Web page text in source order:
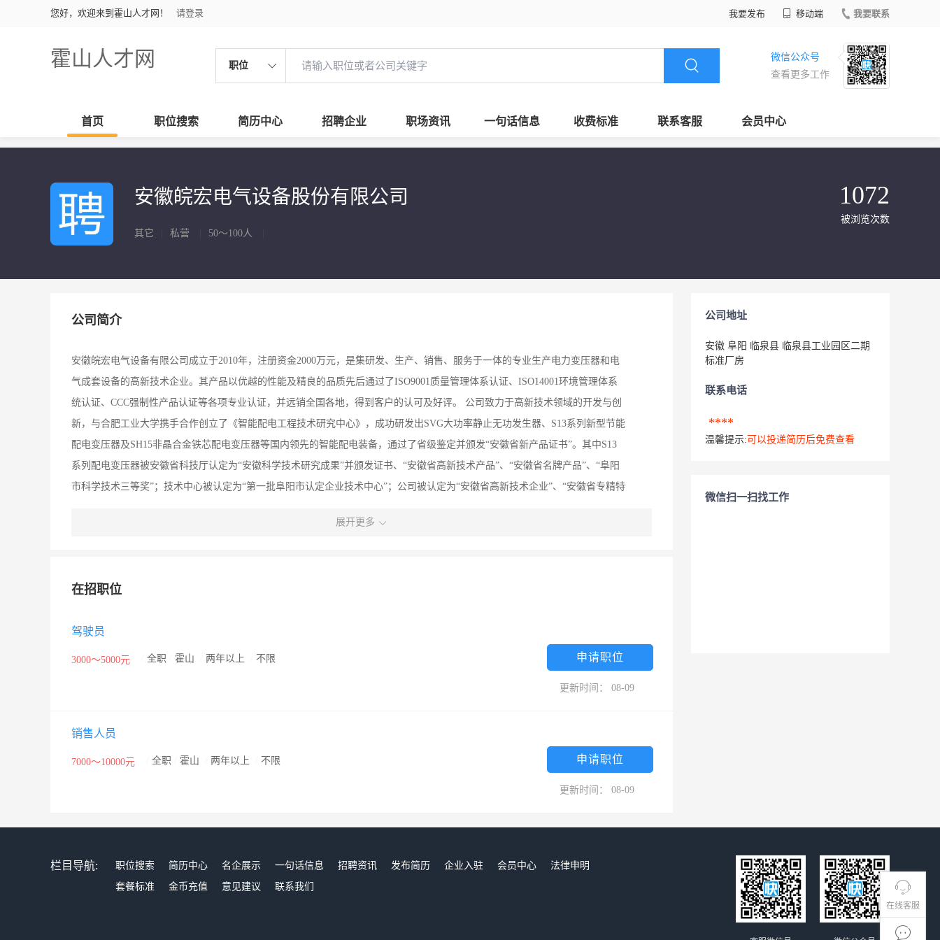
您好，欢迎来到霍山人才网！ 请登录 我要发布 移动端 我要联系
霍山人才网 职位
微信公众号
查看更多工作
首页 职位搜索 简历中心 招聘企业 职场资讯 一句话信息 收费标准 联系客服 会员中心
在线客服
安徽皖宏电气设备股份有限公司
其它 私营 50～100人
1072
被浏览次数
公司简介
安徽皖宏电气设备有限公司成立于2010年，注册资金2000万元，是集研发、生产、销售、服务于一体的专业生产电力变压器和电
气成套设备的高新技术企业。其产品以优越的性能及精良的品质先后通过了ISO9001质量管理体系认证、ISO14001环境管理体系
统认证、CCC强制性产品认证等各项专业认证，并远销全国各地，得到客户的认可及好评。 公司致力于高新技术领域的开发与创
新，与合肥工业大学携手合作创立了《智能配电工程技术研究中心》，成功研发出SVG大功率静止无功发生器、S13系列新型节能
配电变压器及SH15非晶合金铁芯配电变压器等国内领先的智能配电装备，通过了省级鉴定并颁发“安徽省新产品证书”。其中S13
系列配电变压器被安徽省科技厅认定为“安徽科学技术研究成果”并颁发证书、“安徽省高新技术产品”、“安徽省名牌产品”、“阜阳
市科学技术三等奖”；技术中心被认定为“第一批阜阳市认定企业技术中心”；公司被认定为“安徽省高新技术企业”、“安徽省专精特
“行路致远，砥砺前行”的企业精神和“诚信自强、品质卓越、科学先导、持续创新、客户至上、回报社会”的企业宗旨，为打造行
展开更多
在招职位
驾驶员
3000～5000元 全职 霍山 两年以上 不限 申请职位
更新时间： 08-09
销售人员
7000～10000元 全职 霍山 两年以上 不限 申请职位
更新时间： 08-09
公司地址
安徽 阜阳 临泉县 临泉县工业园区二期
标准厂房
联系电话
****
温馨提示: 可以投递简历后免费查看
微信扫一扫找工作
栏目导航: 职位搜索 简历中心 名企展示 一句话信息 招聘资讯 发布简历 企业入驻 会员中心
法律申明
套餐标准
金币充值 意见建议 联系我们